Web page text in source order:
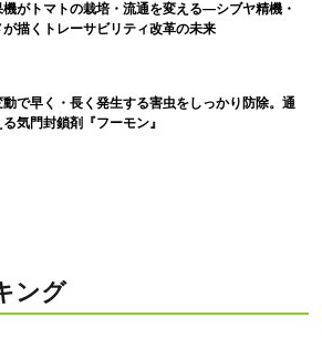
がトマトの栽培・流通を変える―シブヤ精機・
が描くトレーサビリティ改革の未来
動で早く・長く発生する害虫をしっかり防除。通
気門封鎖剤『フーモン』
ング